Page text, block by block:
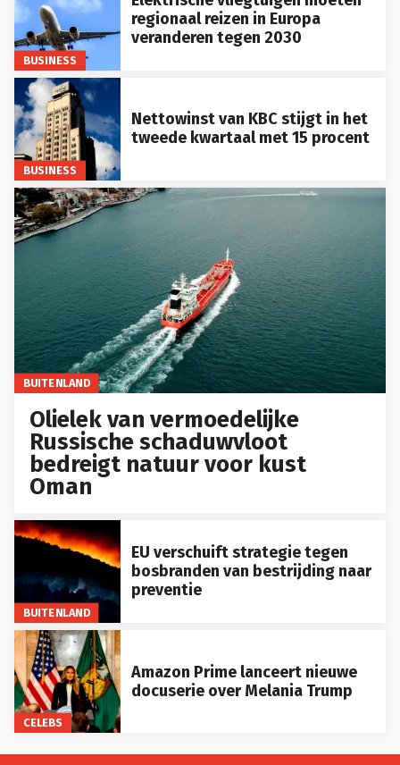
BUSINESS
regionaal reizen in Europa
veranderen tegen 2030
BUSINESS
Nettowinst van KBC stijgt in het
tweede kwartaal met 15 procent
BUITENLAND
Olielek van vermoedelijke
Russische schaduwvloot
bedreigt natuur voor kust
Oman
BUITENLAND
EU verschuift strategie tegen
bosbranden van bestrijding naar
preventie
CELEBS
Amazon Prime lanceert nieuwe
docuserie over Melania Trump